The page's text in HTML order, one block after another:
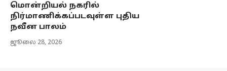
மொன்றியல் நகரில்
நிர்மாணிக்கப்படவுள்ள புதிய
நவீன பாலம்
ஜூலை 28, 2026